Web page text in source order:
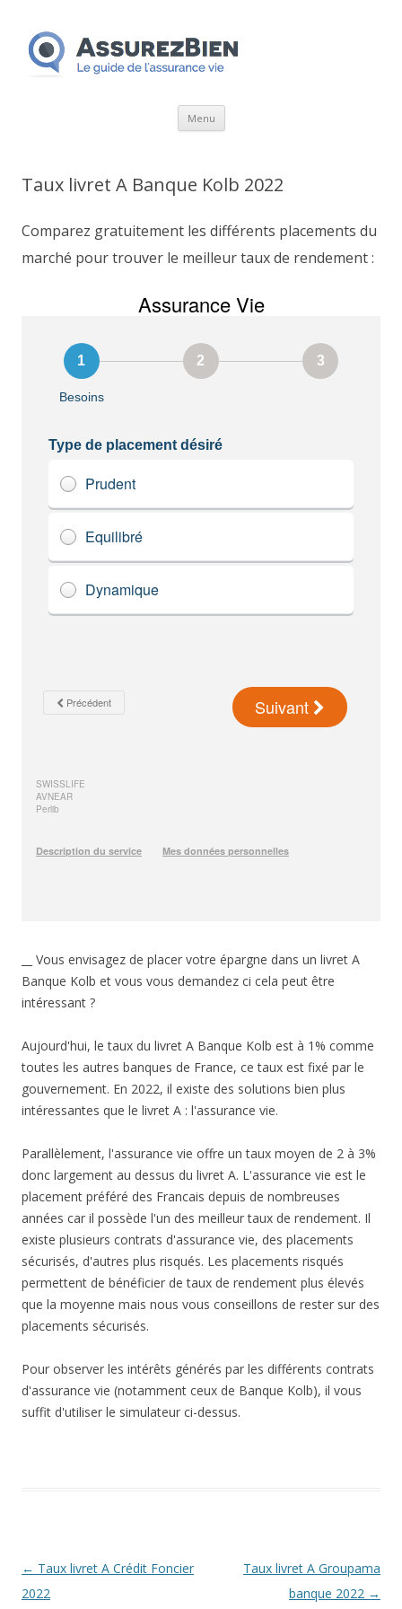
Menu Aller
Taux livret A Banque Kolb 2022
Comparez gratuitement les différents placements du
marché pour trouver le meilleur taux de rendement :
__ Vous envisagez de placer votre épargne dans un livret A
Banque Kolb et vous vous demandez ci cela peut être
intéressant ?
Aujourd'hui, le taux du livret A Banque Kolb est à 1% comme
toutes les autres banques de France, ce taux est fixé par le
gouvernement. En 2022, il existe des solutions bien plus
intéressantes que le livret A : l'assurance vie.
Parallèlement, l'assurance vie offre un taux moyen de 2 à 3%
donc largement au dessus du livret A. L'assurance vie est le
placement préféré des Francais depuis de nombreuses
années car il possède l'un des meilleur taux de rendement. Il
existe plusieurs contrats d'assurance vie, des placements
sécurisés, d'autres plus risqués. Les placements risqués
permettent de bénéficier de taux de rendement plus élevés
que la moyenne mais nous vous conseillons de rester sur des
placements sécurisés.
Pour observer les intérêts générés par les différents contrats
d'assurance vie (notamment ceux de Banque Kolb), il vous
suffit d'utiliser le simulateur ci-dessus.
Navigation
des
← Taux livret A Crédit Foncier
2022
Taux livret A Groupama
banque 2022 →